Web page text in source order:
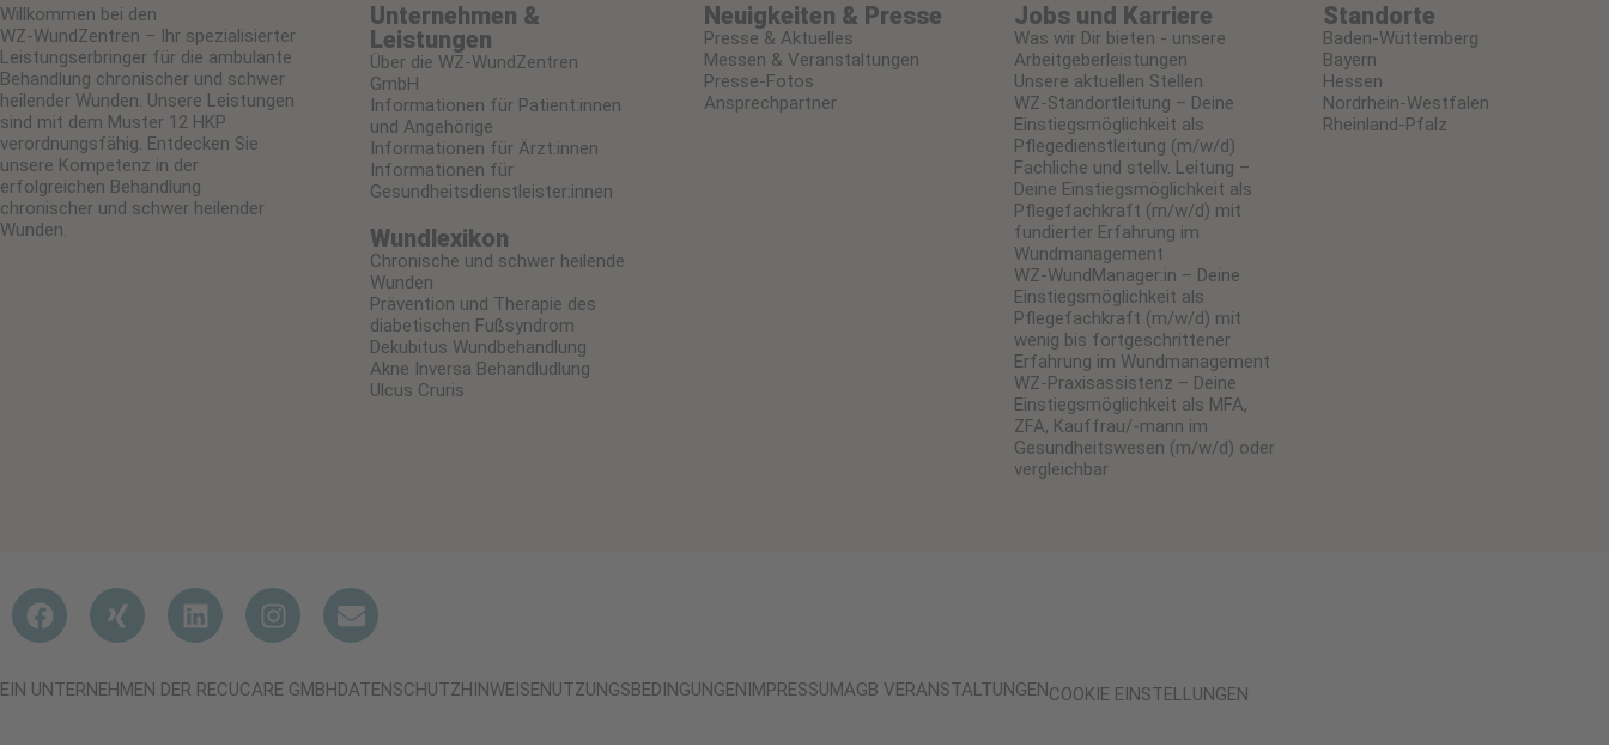
Willkommen bei den
WZ-WundZentren – Ihr spezialisierter
Leistungserbringer für die ambulante
Behandlung chronischer und schwer
heilender Wunden. Unsere Leistungen
sind mit dem Muster 12 HKP
verordnungsfähig. Entdecken Sie
unsere Kompetenz in der
erfolgreichen Behandlung
chronischer und schwer heilender
Wunden.
Unternehmen &
Leistungen
Über die WZ-WundZentren
GmbH
Informationen für Patient:innen
und Angehörige
Informationen für Ärzt:innen
Informationen für
Gesundheitsdienstleister:innen
Wundlexikon
Chronische und schwer heilende
Wunden
Prävention und Therapie des
diabetischen Fußsyndrom
Dekubitus Wundbehandlung
Akne Inversa Behandludlung
Ulcus Cruris
Neuigkeiten & Presse
Presse & Aktuelles
Messen & Veranstaltungen
Presse-Fotos
Ansprechpartner
Jobs und Karriere
Was wir Dir bieten - unsere
Arbeitgeberleistungen
Unsere aktuellen Stellen
WZ-Standortleitung – Deine
Einstiegsmöglichkeit als
Pflegedienstleitung (m/w/d)
Fachliche und stellv. Leitung –
Deine Einstiegsmöglichkeit als
Pflegefachkraft (m/w/d) mit
fundierter Erfahrung im
Wundmanagement
WZ-WundManager:in – Deine
Einstiegsmöglichkeit als
Pflegefachkraft (m/w/d) mit
wenig bis fortgeschrittener
Erfahrung im Wundmanagement
WZ-Praxisassistenz – Deine
Einstiegsmöglichkeit als MFA,
ZFA, Kauffrau/-mann im
Gesundheitswesen (m/w/d) oder
vergleichbar
Standorte
Baden-Wüttemberg
Bayern
Hessen
Nordrhein-Westfalen
Rheinland-Pfalz
EIN UNTERNEHMEN DER RECUCARE GMBH DATENSCHUTZHINWEISENUTZUNGSBEDINGUNGEN IMPRESSUMAGB VERANSTALTUNGENCOOKIE EINSTELLUNGEN